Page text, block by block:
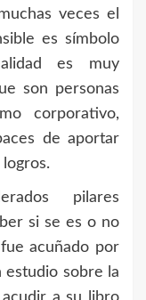
veces el
es símbolo
es muy
son personas
corporativo,
de aportar
pilares
si se es o no
acuñado por
estudio sobre la